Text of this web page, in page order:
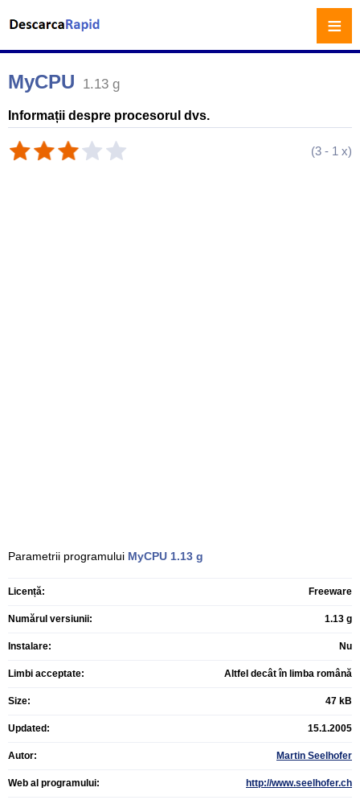
MyCPU 1.13 g
Informații despre procesorul dvs.
(3 - 1 x)
Parametrii programului MyCPU 1.13 g
Licență: Freeware
Numărul versiunii: 1.13 g
Instalare: Nu
Limbi acceptate: Altfel decât în limba română
Size: 47 kB
Updated: 15.1.2005
Autor: Martin Seelhofer
Web al programului: http://www.seelhofer.ch
≡